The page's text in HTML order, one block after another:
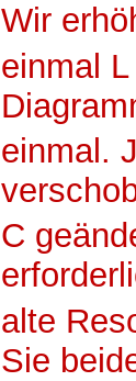
Wir
einmal
einmal.
C
alte
Sie